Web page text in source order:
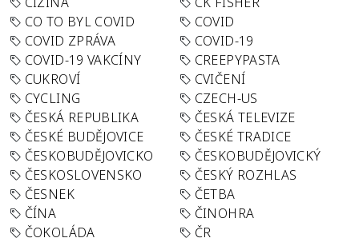
CO TO BYL COVID
COVID
COVID ZPRÁVA
COVID-19
COVID-19 VAKCÍNY
CREEPYPASTA
CUKROVÍ
CVIČENÍ
CYCLING
CZECH-US
ČESKÁ REPUBLIKA
ČESKÁ TELEVIZE
ČESKÉ BUDĚJOVICE
ČESKÉ TRADICE
ČESKOBUDĚJOVICKO
ČESKOBUDĚJOVICKÝ
ČESKOSLOVENSKO
ČESKÝ ROZHLAS
ČESNEK
ČETBA
ČÍNA
ČINOHRA
ČOKOLÁDA
ČR